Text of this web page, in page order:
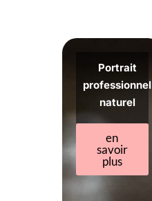
Portrait
professionnel
naturel
en
savoir
plus